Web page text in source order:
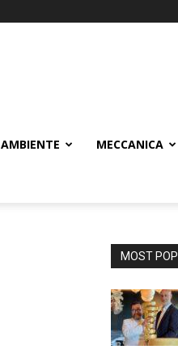
AMBIENTE MECCANICA
MOST